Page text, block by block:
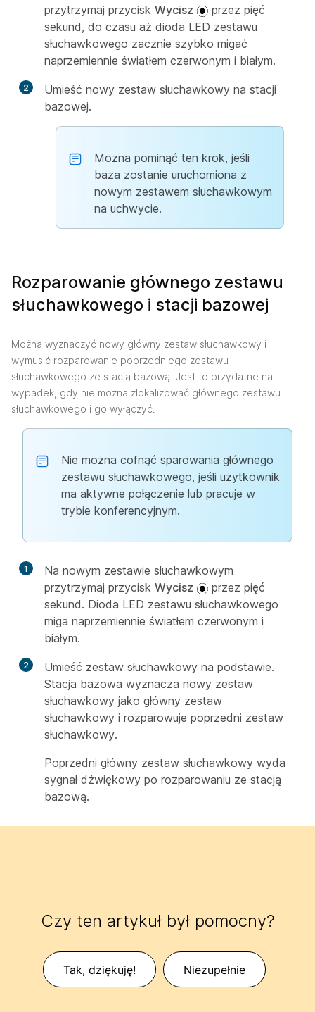
przytrzymaj przycisk Wycisz
przez pięć
sekund, do czasu aż dioda LED zestawu
słuchawkowego zacznie szybko migać
naprzemiennie światłem czerwonym i białym.
2
Umieść nowy zestaw słuchawkowy na stacji
bazowej.
Można pominąć ten krok, jeśli
baza zostanie uruchomiona z
nowym zestawem słuchawkowym
na uchwycie.
Rozparowanie głównego zestawu
słuchawkowego i stacji bazowej
Można wyznaczyć nowy główny zestaw słuchawkowy i
wymusić rozparowanie poprzedniego zestawu
słuchawkowego ze stacją bazową. Jest to przydatne na
wypadek, gdy nie można zlokalizować głównego zestawu
słuchawkowego i go wyłączyć.
Nie można cofnąć sparowania głównego
zestawu słuchawkowego, jeśli użytkownik
ma aktywne połączenie lub pracuje w
trybie konferencyjnym.
1
Na nowym zestawie słuchawkowym
przytrzymaj przycisk Wycisz
przez pięć
sekund. Dioda LED zestawu słuchawkowego
miga naprzemiennie światłem czerwonym i
białym.
2
Umieść zestaw słuchawkowy na podstawie.
Stacja bazowa wyznacza nowy zestaw
słuchawkowy jako główny zestaw
słuchawkowy i rozparowuje poprzedni zestaw
słuchawkowy.
Poprzedni główny zestaw słuchawkowy wyda
sygnał dźwiękowy po rozparowaniu ze stacją
bazową.
Czy ten artykuł był pomocny?
Tak, dziękuję! Niezupełnie